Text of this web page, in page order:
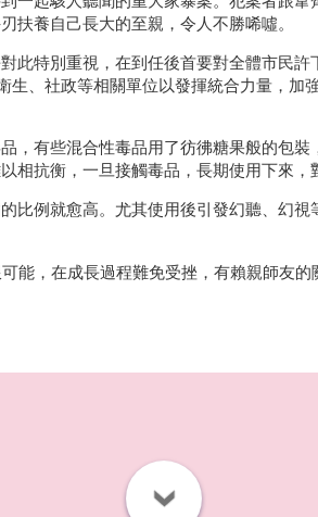
扶養自己長大的至親，令人不勝唏噓。
此特別重視，在到任後首要對全體市民
、社政等相關單位以發揮統合力量，加
，有些混合性毒品用了彷彿糖果般的包裝
相抗衡，一旦接觸毒品，長期使用下來，
比例就愈高。尤其使用後引發幻聽、幻
能，在成長過程難免受挫，有賴親師友